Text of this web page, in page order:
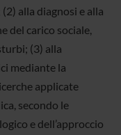
alla diagnosi e alla
del carico sociale,
(3) alla
mediante la
applicate
secondo le
e dell’approccio